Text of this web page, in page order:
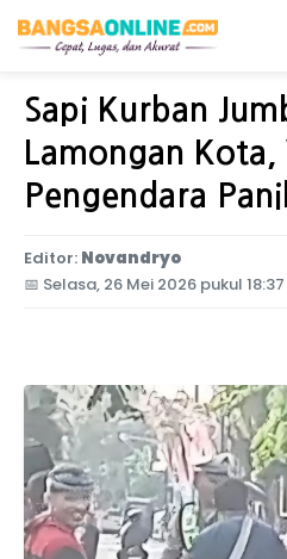
Home Jawa Timur
Sapi Kurban
Lamongan
Pengendara
Editor: Novandryo
📅 Selasa, 26 Mei 2026 pukul 18:37